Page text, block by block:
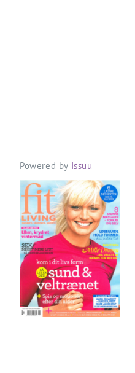
Powered by Issuu
Fit living